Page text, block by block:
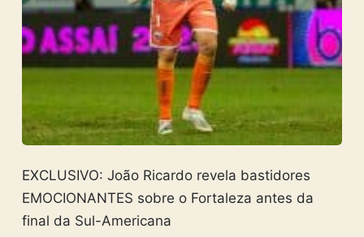
EXCLUSIVO: João Ricardo revela bastidores
EMOCIONANTES sobre o Fortaleza antes da
final da Sul-Americana